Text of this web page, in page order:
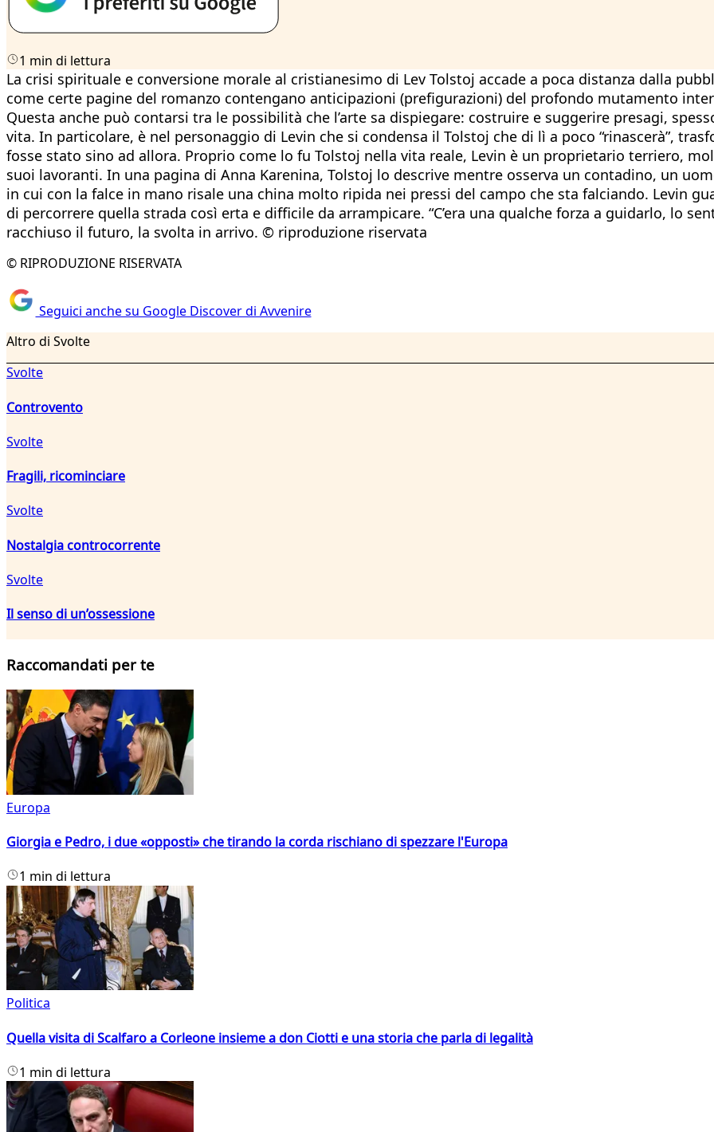
1 min di lettura
La crisi spirituale e conversione morale al cristianesimo di Lev Tolstoj accade a poca distanza dalla
come certe pagine del romanzo contengano anticipazioni (prefigurazioni) del profondo mutamento
Questa anche può contarsi tra le possibilità che l’arte sa dispiegare: costruire e suggerire presagi,
vita. In particolare, è nel personaggio di Levin che si condensa il Tolstoj che di lì a poco “rinascerà”,
fosse stato sino ad allora. Proprio come lo fu Tolstoj nella vita reale, Levin è un proprietario terriero,
suoi lavoranti. In una pagina di Anna Karenina, Tolstoj lo descrive mentre osserva un contadino, un
in cui con la falce in mano risale una china molto ripida nei pressi del campo che sta falciando. Levin
di percorrere quella strada così erta e difficile da arrampicare. “C’era una qualche forza a guidarlo, lo
racchiuso il futuro, la svolta in arrivo. © riproduzione riservata
© RIPRODUZIONE RISERVATA
Seguici anche su Google Discover di Avvenire
Altro di Svolte
Svolte
Controvento
Svolte
Fragili, ricominciare
Svolte
Nostalgia controcorrente
Svolte
Il senso di un’ossessione
Raccomandati per te
Europa
Giorgia e Pedro, i due «opposti» che tirando la corda rischiano di spezzare l'Europa
1 min di lettura
Politica
Quella visita di Scalfaro a Corleone insieme a don Ciotti e una storia che parla di legalità
1 min di lettura